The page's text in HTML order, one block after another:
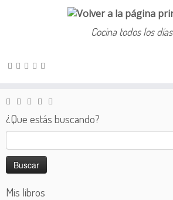
Saltar
Cocina todos los días
¿Que estás buscando?
Buscar:
Mis libros